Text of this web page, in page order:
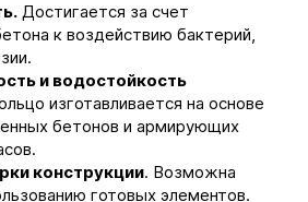
Достигается за счет
к воздействию бактерий,
и водостойкость
изготавливается на основе
бетонов и армирующих
конструкции. Возможна
готовых элементов.